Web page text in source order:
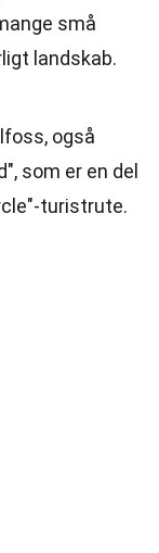
små
landskab.
også
som er en del
turistrute.